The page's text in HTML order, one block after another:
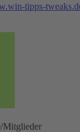
tipps-
Mitglieder